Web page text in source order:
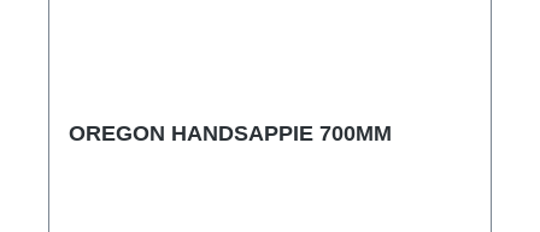
OREGON HANDSAPPIE 700MM